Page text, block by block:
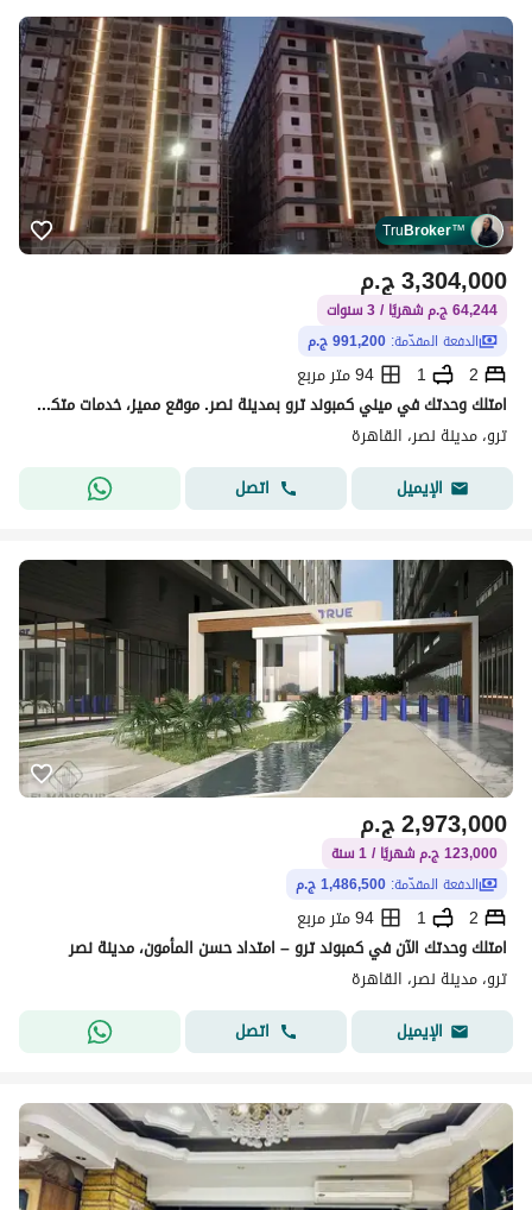
TruBroker™
ج.م3,304,000
64,244 ج.م شهريًا / 3 سنوات
الدفعة المقدّمة: 991,200 ج.م
2
1
94 متر مربع
امتلك وحدتك في ميني كمبوند ترو بمدينة نصر. موقع مميز، خدمات متكاملة، أمن على مدار الساعة، جراج، وتشطيبات راقية. احجز وحدتك الآن.
ترو، مدينة نصر، القاهرة
الإيميل
اتصل
ج.م2,973,000
123,000 ج.م شهريًا / 1 سنة
الدفعة المقدّمة: 1,486,500 ج.م
2
1
94 متر مربع
امتلك وحدتك الآن في كمبوند ترو – امتداد حسن المأمون، مدينة نصر
ترو، مدينة نصر، القاهرة
الإيميل
اتصل